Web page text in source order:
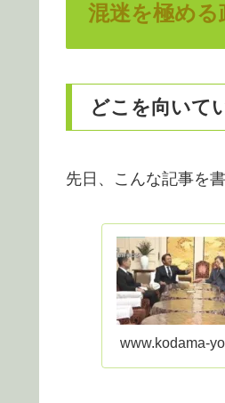
混迷を極める
どこを向いて
先日、こんな記事を書
www.kodama-